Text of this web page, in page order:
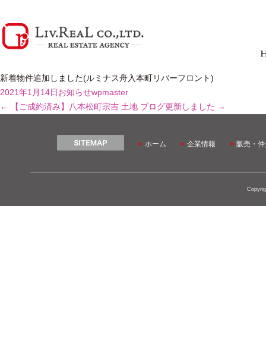
新着物件追加しました(ルミナス舟入本町リバーフロント)
2021年1月14日 お知らせwpmaster
←
【ご成約済み】八本松町宗吉 土地 ブログ更新しました →
ホーム 企業情報 販売・